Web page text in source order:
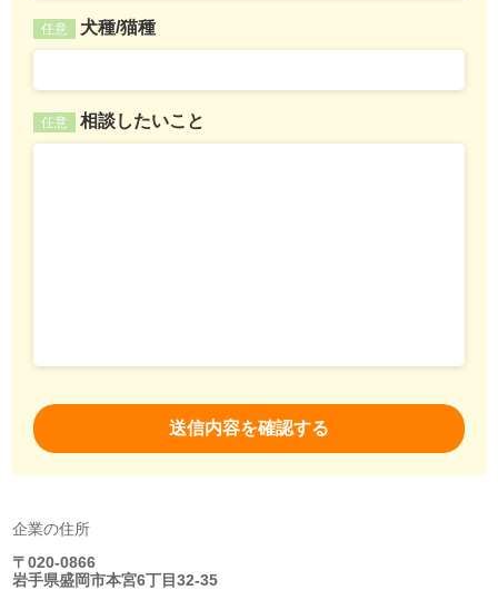
任意 犬種/猫種
任意 相談したいこと
企業の住所
〒020-0866
岩手県盛岡市本宮6丁目32-35